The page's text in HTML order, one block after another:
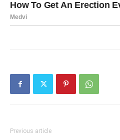
Previous article